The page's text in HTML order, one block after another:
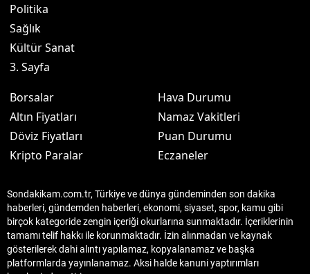
Politika
Sağlık
Kültür Sanat
3. Sayfa
Borsalar
Altın Fiyatları
Döviz Fiyatları
Kripto Paralar
Hava Durumu
Namaz Vakitleri
Puan Durumu
Eczaneler
Sondakikam.com.tr, Türkiye ve dünya gündeminden son dakika
haberleri, gündemden haberleri, ekonomi, siyaset, spor, kamu gibi
birçok kategoride zengin içeriği okurlarına sunmaktadır. İçeriklerinin
tamamı telif hakkı ile korunmaktadır. İzin alınmadan ve kaynak
gösterilerek dahi alıntı yapılamaz, kopyalanamaz ve başka
platformlarda yayınlanamaz. Aksi halde kanuni yaptırımları